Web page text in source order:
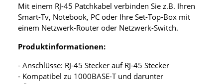
Mit einem RJ-45 Patchkabel verbinden Sie z.B. Ihren
Smart-Tv, Notebook, PC oder Ihre Set-Top-Box mit
einem Netzwerk-Router oder Netzwerk-Switch.
Produktinformationen:
- Anschlüsse: RJ-45 Stecker auf RJ-45 Stecker
- Kompatibel zu 1000BASE-T und darunter